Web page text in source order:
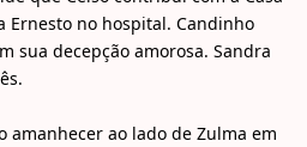
Ernesto no hospital. Candinho
sua decepção amorosa. Sandra
amanhecer ao lado de Zulma em